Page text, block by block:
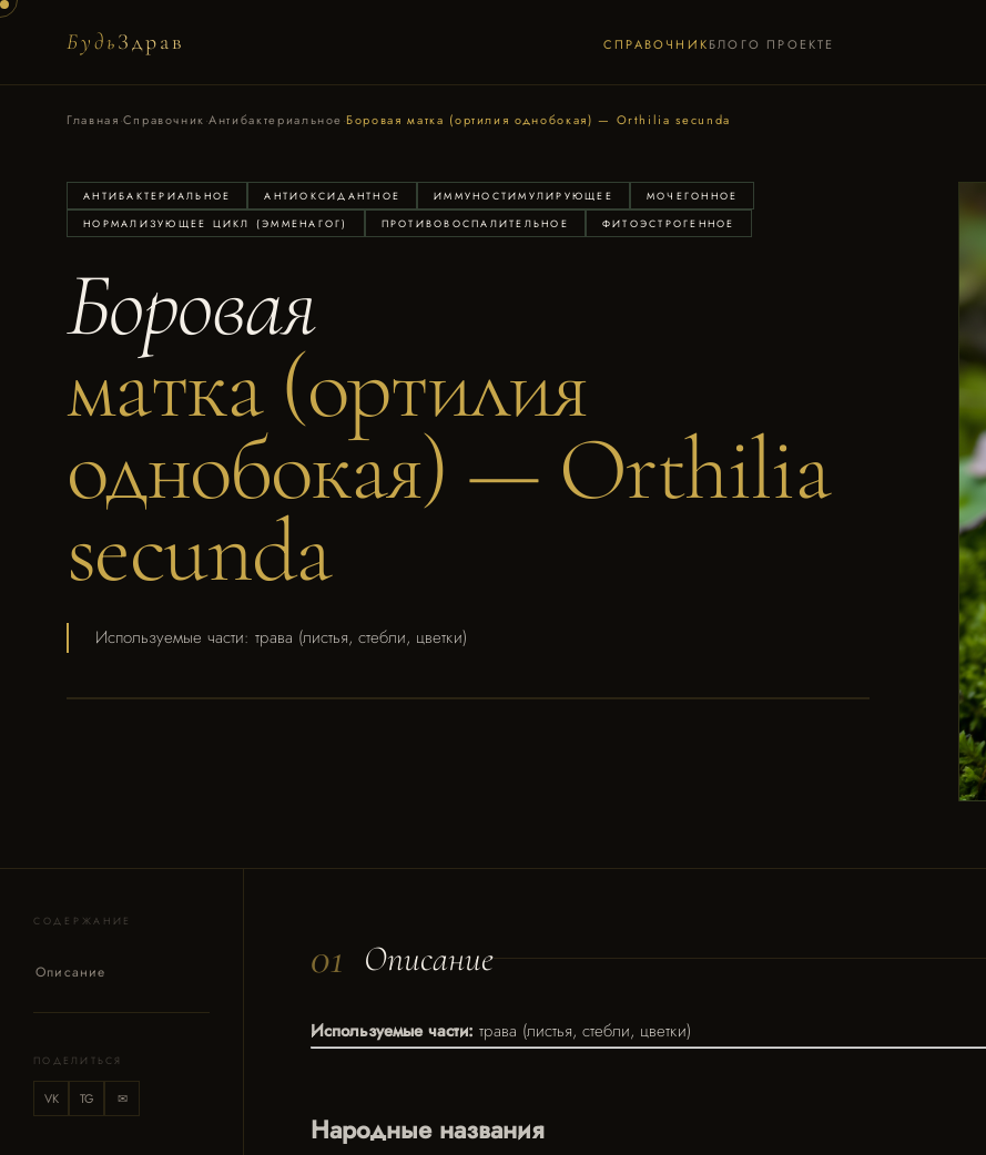
БудьЗдрав СПРАВОЧНИКБЛОГО ПРОЕКТЕ
Главная·Справочник·Антибактериальное ·Боровая матка (ортилия однобокая) — Orthilia secunda
АНТИБАКТЕРИАЛЬНОЕ АНТИОКСИДАНТНОЕ ИММУНОСТИМУЛИРУЮЩЕЕ
МОЧЕГОННОЕ
НОРМАЛИЗУЮЩЕЕ ЦИКЛ (ЭММЕНАГОГ)
ПРОТИВОВОСПАЛИТЕЛЬНОЕ ФИТОЭСТРОГЕННОЕ
Боровая
матка (ортилия
однобокая) — Orthilia
secunda
Используемые части: трава (листья, стебли, цветки)
СОДЕРЖАНИЕ
Описание
ПОДЕЛИТЬСЯ
VK TG ✉
01 Описание
Используемые части: трава (листья, стебли, цветки)
Народные названия